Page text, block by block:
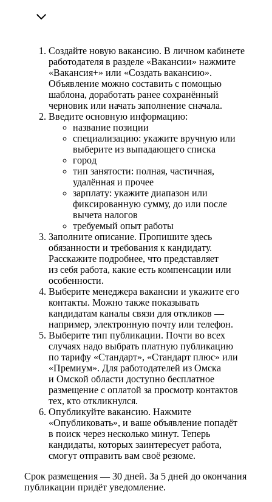
Создайте новую вакансию. В личном кабинете
работодателя в разделе «Вакансии» нажмите
«Вакансия+» или «Создать вакансию».
Объявление можно составить с помощью
шаблона, доработать ранее сохранённый
черновик или начать заполнение сначала.
Введите основную информацию:
название позиции
специализацию: укажите вручную или
выберите из выпадающего списка
город
тип занятости: полная, частичная,
удалённая и прочее
зарплату: укажите диапазон или
фиксированную сумму, до или после
вычета налогов
требуемый опыт работы
Заполните описание. Пропишите здесь
обязанности и требования к кандидату.
Расскажите подробнее, что представляет
из себя работа, какие есть компенсации или
особенности.
Выберите менеджера вакансии и укажите его
контакты. Можно также показывать
кандидатам каналы связи для откликов —
например, электронную почту или телефон.
Выберите тип публикации. Почти во всех
случаях надо выбрать платную публикацию
по тарифу «Стандарт», «Стандарт плюс» или
«Премиум». Для работодателей из Омска
и Омской области доступно бесплатное
размещение с оплатой за просмотр контактов
тех, кто откликнулся.
Опубликуйте вакансию. Нажмите
«Опубликовать», и ваше объявление попадёт
в поиск через несколько минут. Теперь
кандидаты, которых заинтересует работа,
смогут отправить вам своё резюме.
Срок размещения — 30 дней. За 5 дней до окончания
публикации придёт уведомление.